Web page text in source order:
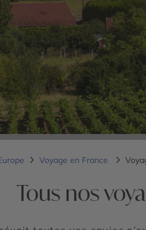
Voyage en France
Tous nos